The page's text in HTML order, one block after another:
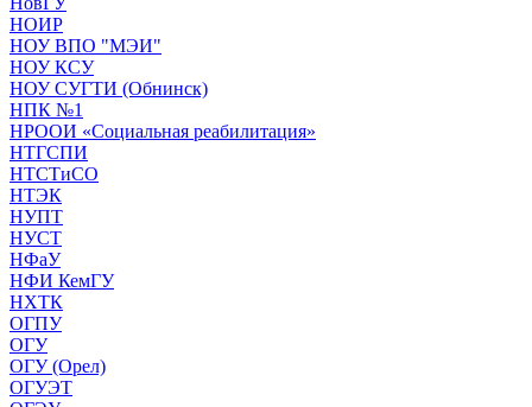
НОИР
НОУ ВПО "МЭИ"
НОУ КСУ
НОУ СУГТИ (Обнинск)
НПК №1
НРООИ «Социальная реабилитация»
НТГСПИ
НТСТиСО
НТЭК
НУПТ
НУСТ
НФаУ
НФИ КемГУ
НХТК
ОГПУ
ОГУ
ОГУ (Орел)
ОГУЭТ